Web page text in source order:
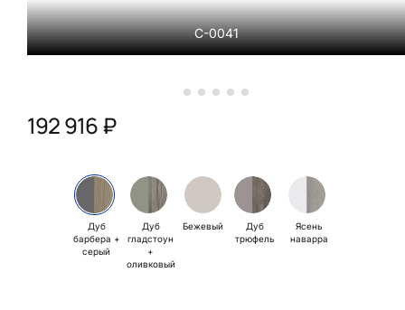
С-0041
192 916 ₽
Дуб
барбера +
серый
Дуб
гладстоун
+
оливковый
Бежевый
Дуб
трюфель
Ясень
наварра